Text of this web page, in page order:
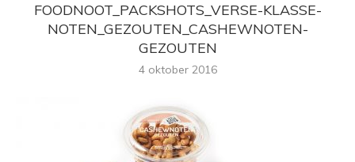
FOODNOOT_PACKSHOTS_VERSE-KLASSE-
NOTEN_GEZOUTEN_CASHEWNOTEN-
GEZOUTEN
4 oktober 2016